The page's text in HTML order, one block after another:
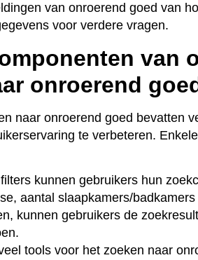
van onroerend goed van
voor verdere vragen.
van
onroerend
naar onroerend goed bevatten
te verbeteren.
kunnen gebruikers hun
aantal slaapkamers/
kunnen gebruikers de
tools voor het zoeken naar